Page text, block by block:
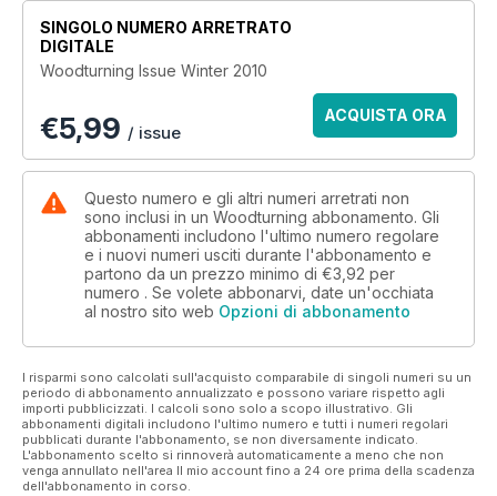
sharpening jigs; microwaving wood; and a guide to sizing and
parting tools.
In terms of features, we spend 20 minutes finding out more
about Les Thorne, look at the pewter and metal effects
employed by John Wessells and share a piece with you
made by Joey Richardson.
Our Kit & Tools section includes a number of Christmas book
offers and 10 pages of new products and our favourite items,
all of which would make perfect Christmas presents for the
woodturner
All this and more in issue 221 of Woodturning magazine.
SINGOLO NUMERO ARRETRATO
DIGITALE
Woodturning Issue Winter 2010
€5,99 / issue
ACQUISTA ORA
Questo numero e gli altri numeri arretrati non
sono inclusi in un Woodturning abbonamento. Gli
abbonamenti includono l'ultimo numero regolare
e i nuovi numeri usciti durante l'abbonamento e
partono da un prezzo minimo di €3,92 per
numero . Se volete abbonarvi, date un'occhiata
al nostro sito web Opzioni di abbonamento
I risparmi sono calcolati sull'acquisto comparabile di singoli numeri su un
periodo di abbonamento annualizzato e possono variare rispetto agli
importi pubblicizzati. I calcoli sono solo a scopo illustrativo. Gli
abbonamenti digitali includono l'ultimo numero e tutti i numeri regolari
pubblicati durante l'abbonamento, se non diversamente indicato.
L'abbonamento scelto si rinnoverà automaticamente a meno che non
venga annullato nell'area Il mio account fino a 24 ore prima della scadenza
dell'abbonamento in corso.